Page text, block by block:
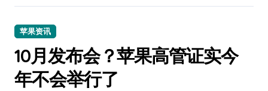
苹果资讯
10月发布会？苹果高管证实今
年不会举行了